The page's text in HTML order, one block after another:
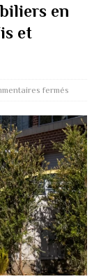
en
et
fermés